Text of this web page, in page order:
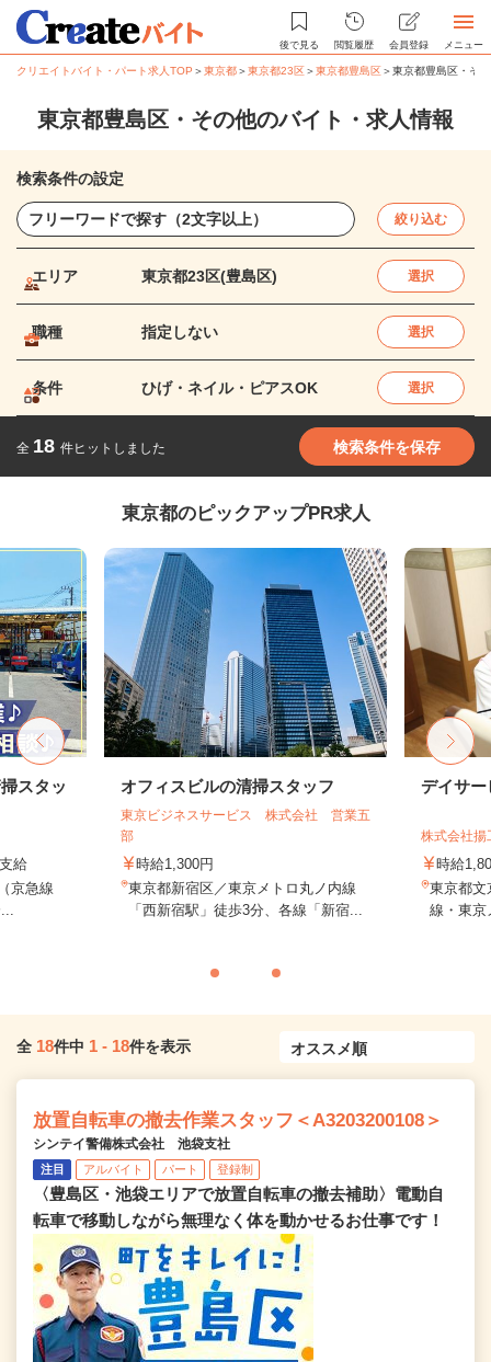
後で見る 閲覧履歴 会員登録 メニュー
クリエイトバイト・パート求人TOP ＞東京都＞東京都23区＞東京都豊島区＞東京都豊島区・そ
東京都豊島区・その他のバイト・求人情報
検索条件の設定
絞り込む
エリア 東京都23区(豊島区) 選択
職種 指定しない 選択
条件 ひげ・ネイル・ピアスOK 選択
全 18 件ヒットしました 検索条件を保存
東京都のピックアップPR求人
スタッ
給
京急線
オフィスビルの清掃スタッフ
東京ビジネスサービス 株式会社 営業五
部
時給1,300円
東京都新宿区／東京メトロ丸ノ内線
「西新宿駅」徒歩3分、各線「新宿...
デイサー
株式会社揚
時給
東京都文
線・東京
全 18件中 1 - 18件を表示
放置自転車の撤去作業スタッフ＜A3203200108＞
シンテイ警備株式会社 池袋支社
注目 アルバイト パート 登録制
〈豊島区・池袋エリアで放置自転車の撤去補助〉電動自
転車で移動しながら無理なく体を動かせるお仕事です！